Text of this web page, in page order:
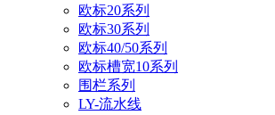
欧标20系列
欧标30系列
欧标40/50系列
欧标槽宽10系列
围栏系列
LY-流水线